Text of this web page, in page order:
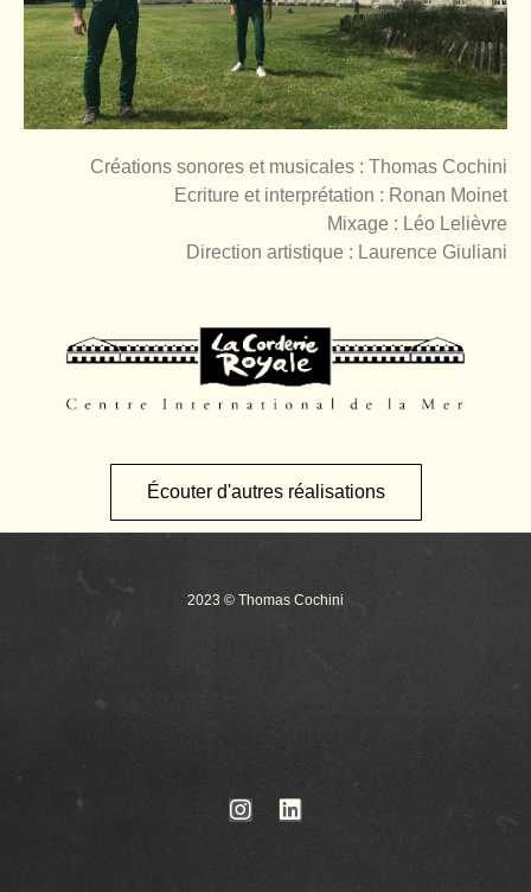
Créations sonores et musicales : Thomas Cochini
Ecriture et interprétation : Ronan Moinet
Mixage : Léo Lelièvre
Direction artistique : Laurence Giuliani
Écouter d'autres réalisations
2023 © Thomas Cochini